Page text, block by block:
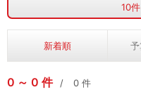
10
新着順
0 0 件 0 件